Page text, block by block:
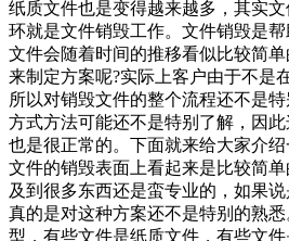
纸质文件也是变得越来越多，其实
环就是文件销毁工作。文件销毁是帮
文件会随着时间的推移看似比较简
来制定方案呢?实际上客户由于不是
所以对销毁文件的整个流程还不是
方式方法可能还不是特别了解，因
也是很正常的。下面就来给大家介绍
文件的销毁表面上看起来是比较简
及到很多东西还是蛮专业的，如果说
真的是对这种方案还不是特别的熟
型，有些文件是纸质文件，有些文